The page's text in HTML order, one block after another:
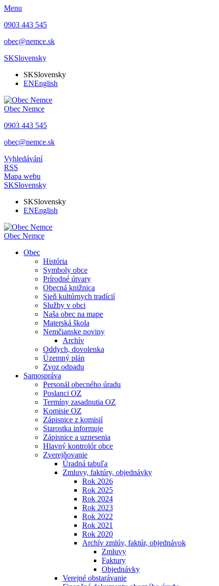
Menu
0903 443 545
obec@nemce.sk
SKSlovensky
SKSlovensky
ENEnglish
Obec Nemce
0903 443 545
obec@nemce.sk
Vyhledávání
RSS
Mapa webu
SKSlovensky
SKSlovensky
ENEnglish
Obec Nemce
Obec
História
Symboly obce
Prírodné útvary
Obecná knižnica
Sieň kultúrnych tradícií
Služby v obci
Naša obec na mape
Materská škola
Nemčianske noviny
Archív
Oddych, dovolenka
Územný plán
Zvoz odpadu
Samospráva
Personál obecného úradu
Poslanci OZ
Termíny zasadnutia OZ
Komisie OZ
Zápisnice z komisií
Starostka informuje
Zápisnice a uznesenia
Hlavný kontrolór obce
Zverejňovanie
Úradná tabuľa
Zmluvy, faktúry, objednávky
Rok 2026
Rok 2025
Rok 2024
Rok 2023
Rok 2022
Rok 2021
Rok 2020
Archív zmlúv, faktúr, objednávok
Zmluvy
Faktury
Objednávky
Verejné obstarávanie